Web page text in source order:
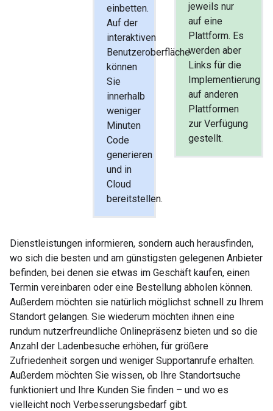
jeweils nur
auf eine
Plattform. Es
werden aber
Links für die
Implementierung
auf anderen
Plattformen
zur Verfügung
gestellt.
einbetten.
Auf der
interaktiven
Benutzeroberfläche
können
Sie
innerhalb
weniger
Minuten
Code
generieren
und in
Cloud
bereitstellen.
Dienstleistungen informieren, sondern auch herausfinden,
wo sich die besten und am günstigsten gelegenen Anbieter
befinden, bei denen sie etwas im Geschäft kaufen, einen
Termin vereinbaren oder eine Bestellung abholen können.
Außerdem möchten sie natürlich möglichst schnell zu Ihrem
Standort gelangen. Sie wiederum möchten ihnen eine
rundum nutzerfreundliche Onlinepräsenz bieten und so die
Anzahl der Ladenbesuche erhöhen, für größere
Zufriedenheit sorgen und weniger Supportanrufe erhalten.
Außerdem möchten Sie wissen, ob Ihre Standortsuche
funktioniert und Ihre Kunden Sie finden – und wo es
vielleicht noch Verbesserungsbedarf gibt.